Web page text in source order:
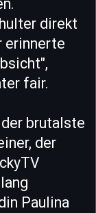
direkt
erinnerte
fair.
brutalste
der
Paulina